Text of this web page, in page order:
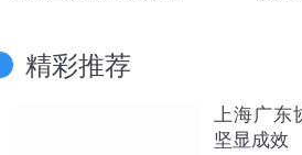
精彩推荐
上海广东
坚显成效